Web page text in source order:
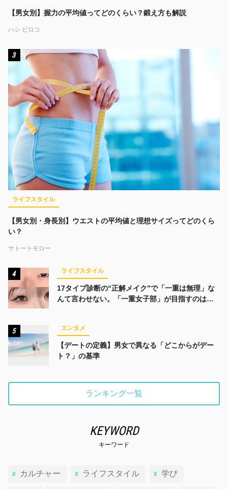
【男女別】握力の平均値ってどのくらい？鍛え方も解説
ハシ ビロコ
3
ライフスタイル
【男女別・身長別】ウエストの平均値と理想サイズってどのくら
い？
サトートモロー
4 ライフスタイル
17タイプ診断の“正解メイク”で「一重は無理」な
んて言わせない。「一重女子部」が目指すのは、
5 エンタメ
【デートの定義】男女で異なる「どこからがデー
ト？」の基準
ランキング一覧
KEYWORD
キーワード
カルチャー ライフスタイル 学び